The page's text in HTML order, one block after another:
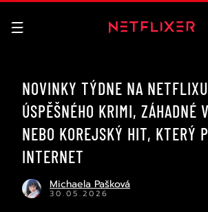
NOVINKY TÝDNE NA
ÚSPĚŠNÉHO KRIMI, ZÁHADNÉ
NEBO KOREJSKÝ HIT, KTERÝ
INTERNET
Michaela Pašková
30.05.2026